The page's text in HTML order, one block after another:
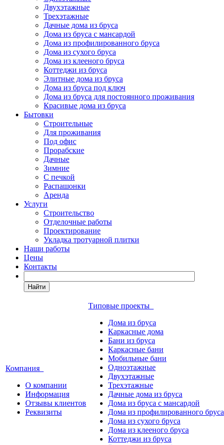
Двухэтажные
Трехэтажные
Дачные дома из бруса
Дома из бруса с мансардой
Дома из профилированного бруса
Дома из сухого бруса
Дома из клееного бруса
Коттеджи из бруса
Элитные дома из бруса
Дома из бруса под ключ
Дома из бруса для постоянного проживания
Красивые дома из бруса
Бытовки
Строительные
Для проживания
Под офис
Прорабские
Дачные
Зимние
С печкой
Распашонки
Аренда
Услуги
Строительство
Отделочные работы
Проектирование
Укладка тротуарной плитки
Наши работы
Цены
Контакты
Найти
Компания
О компании
Информация
Отзывы клиентов
Реквизиты
Типовые проекты
Дома из бруса
Каркасные дома
Бани из бруса
Каркасные бани
Мобильные бани
Одноэтажные
Двухэтажные
Трехэтажные
Дачные дома из бруса
Дома из бруса с мансардой
Дома из профилированного бруса
Дома из сухого бруса
Дома из клееного бруса
Коттеджи из бруса